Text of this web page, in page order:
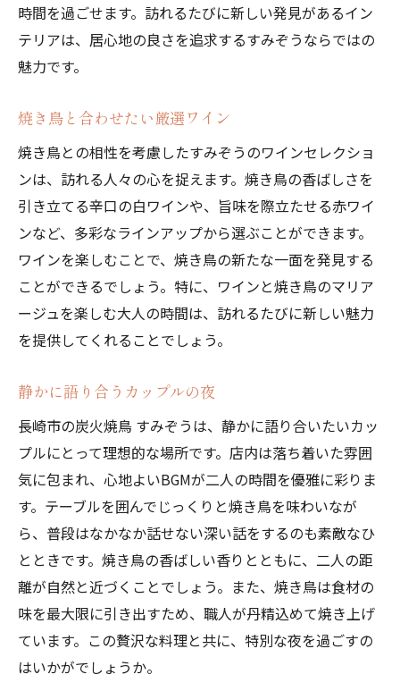
時間を過ごせます。訪れるたびに新しい発見があるイン
テリアは、居心地の良さを追求するすみぞうならではの
魅力です。
焼き鳥と合わせたい厳選ワイン
焼き鳥との相性を考慮したすみぞうのワインセレクショ
ンは、訪れる人々の心を捉えます。焼き鳥の香ばしさを
引き立てる辛口の白ワインや、旨味を際立たせる赤ワイ
ンなど、多彩なラインアップから選ぶことができます。
ワインを楽しむことで、焼き鳥の新たな一面を発見する
ことができるでしょう。特に、ワインと焼き鳥のマリア
ージュを楽しむ大人の時間は、訪れるたびに新しい魅力
を提供してくれることでしょう。
静かに語り合うカップルの夜
長崎市の炭火焼鳥 すみぞうは、静かに語り合いたいカッ
プルにとって理想的な場所です。店内は落ち着いた雰囲
気に包まれ、心地よいBGMが二人の時間を優雅に彩りま
す。テーブルを囲んでじっくりと焼き鳥を味わいなが
ら、普段はなかなか話せない深い話をするのも素敵なひ
とときです。焼き鳥の香ばしい香りとともに、二人の距
離が自然と近づくことでしょう。また、焼き鳥は食材の
味を最大限に引き出すため、職人が丹精込めて焼き上げ
ています。この贅沢な料理と共に、特別な夜を過ごすの
はいかがでしょうか。